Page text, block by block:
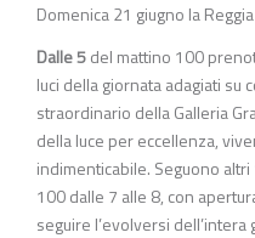
Domenica 21 giugno la Reggia
Dalle 5del mattino 100
luci della giornata adagiati su
straordinario della Galleria
della luce per eccellenza,
indimenticabile. Seguono
100 dalle 7 alle 8, con
seguire l’evolversi dell’intera